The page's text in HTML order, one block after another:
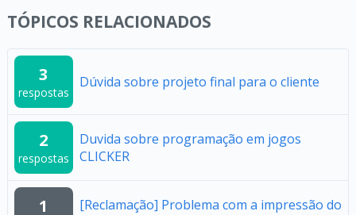
TÓPICOS RELACIONADOS
3
respostas
Dúvida sobre projeto final para o cliente
2
respostas
Duvida sobre programação em jogos
CLICKER
1
[Reclamação] Problema com a impressão do